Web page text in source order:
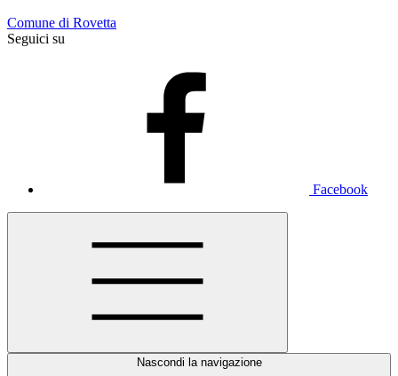
Comune di Rovetta
Seguici su
Facebook
Nascondi la navigazione